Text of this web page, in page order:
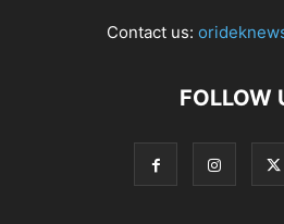
Contact us:
FOLLOW